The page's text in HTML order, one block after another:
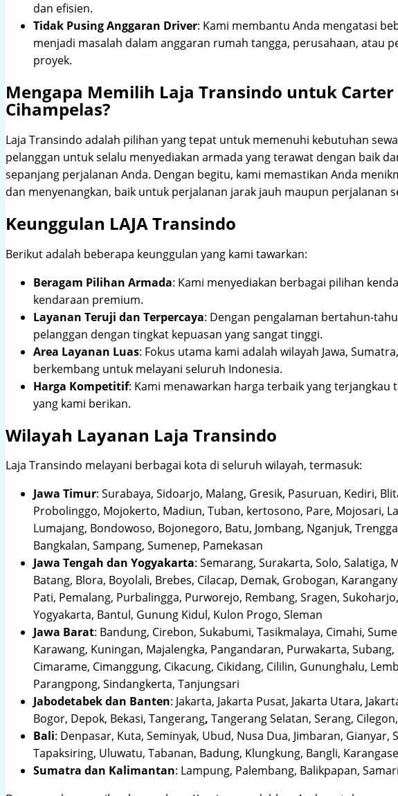
dan efisien.
Tidak Pusing Anggaran Driver: Kami membantu Anda mengatasi
menjadi masalah dalam anggaran rumah tangga, perusahaan, atau
proyek.
Mengapa Memilih Laja Transindo untuk
Cihampelas?
Laja Transindo adalah pilihan yang tepat untuk memenuhi kebutuhan
pelanggan untuk selalu menyediakan armada yang terawat dengan baik
sepanjang perjalanan Anda. Dengan begitu, kami memastikan Anda
dan menyenangkan, baik untuk perjalanan jarak jauh maupun perjalanan
Keunggulan LAJA Transindo
Berikut adalah beberapa keunggulan yang kami tawarkan:
Beragam Pilihan Armada: Kami menyediakan berbagai pilihan
kendaraan premium.
Layanan Teruji dan Terpercaya: Dengan pengalaman bertahun-
pelanggan dengan tingkat kepuasan yang sangat tinggi.
Area Layanan Luas: Fokus utama kami adalah wilayah Jawa,
berkembang untuk melayani seluruh Indonesia.
Harga Kompetitif: Kami menawarkan harga terbaik yang
yang kami berikan.
Wilayah Layanan Laja Transindo
Laja Transindo melayani berbagai kota di seluruh wilayah, termasuk:
Jawa Timur: Surabaya, Sidoarjo, Malang, Gresik, Pasuruan, Kediri,
Probolinggo, Mojokerto, Madiun, Tuban, kertosono, Pare, Mojosari,
Lumajang, Bondowoso, Bojonegoro, Batu, Jombang, Nganjuk,
Bangkalan, Sampang, Sumenep, Pamekasan
Jawa Tengah dan Yogyakarta: Semarang, Surakarta, Solo, Salatiga,
Batang, Blora, Boyolali, Brebes, Cilacap, Demak, Grobogan,
Pati, Pemalang, Purbalingga, Purworejo, Rembang, Sragen,
Yogyakarta, Bantul, Gunung Kidul, Kulon Progo, Sleman
Jawa Barat: Bandung, Cirebon, Sukabumi, Tasikmalaya, Cimahi,
Karawang, Kuningan, Majalengka, Pangandaran, Purwakarta,
Cimarame, Cimanggung, Cikacung, Cikidang, Cililin, Gununghalu,
Parangpong, Sindangkerta, Tanjungsari
Jabodetabek dan Banten: Jakarta, Jakarta Pusat, Jakarta Utara,
Bogor, Depok, Bekasi, Tangerang, Tangerang Selatan, Serang,
Bali: Denpasar, Kuta, Seminyak, Ubud, Nusa Dua, Jimbaran, Gianyar,
Tapaksiring, Uluwatu, Tabanan, Badung, Klungkung, Bangli,
Sumatra dan Kalimantan: Lampung, Palembang, Balikpapan,